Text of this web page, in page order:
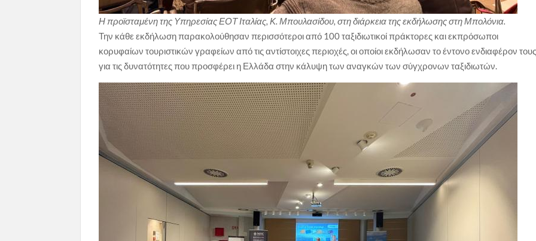
Η προϊσταμένη της Υπηρεσίας ΕΟΤ Ιταλίας, Κ. Μπουλασίδου, στη διάρκεια της εκδήλωσης στη Μπολόνια.
Την κάθε εκδήλωση παρακολούθησαν περισσότεροι από 100 ταξιδιωτικοί πράκτορες και εκπρόσωποι
κορυφαίων τουριστικών γραφείων από τις αντίστοιχες περιοχές, οι οποίοι εκδήλωσαν το έντονο ενδιαφέρον
για τις δυνατότητες που προσφέρει η Ελλάδα στην κάλυψη των αναγκών των σύγχρονων ταξιδιωτών.